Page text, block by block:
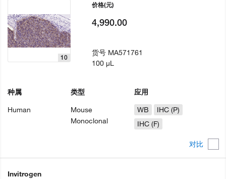
对比
10
种属
Human
类型
Mouse
Monoclonal
应用
WB
IHC (P)
IHC (F)
价格(元)
4,990.00
货号 MA571761
100 µL
Invitrogen